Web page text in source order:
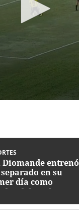
Diomande entrenó
en su
día como
del Real